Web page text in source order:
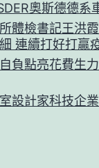
奧斯德德系
體檢書記王洪
連續打好打贏
負點亮花費生
設計家科技企